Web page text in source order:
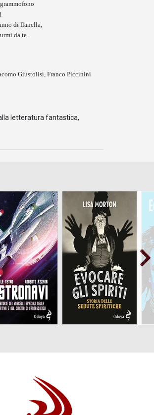
di flanella,
da te.
Giustolisi, Franco Piccinini
letteratura fantastica,
dei vascelli
nella narrativa
e nel cinema di
fantascienza
Storia delle sedute
spiritiche